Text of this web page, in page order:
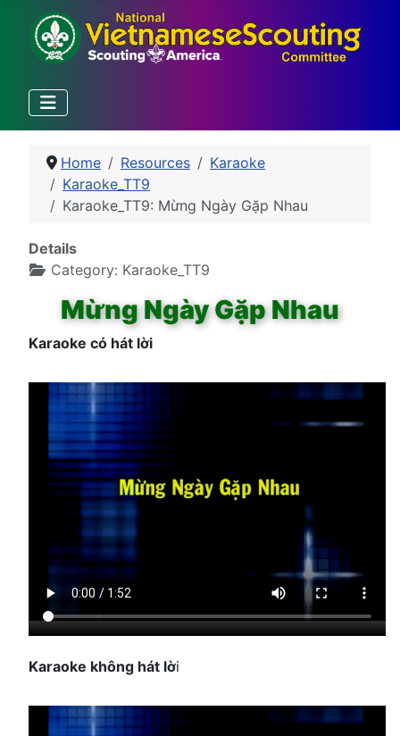
Home Resources
Karaoke
Karaoke_TT9
Karaoke_TT9: Mừng Ngày Gặp Nhau
Details
Category: Karaoke_TT9
Mừng Ngày Gặp Nhau
Karaoke có hát lời
Karaoke không hát lời